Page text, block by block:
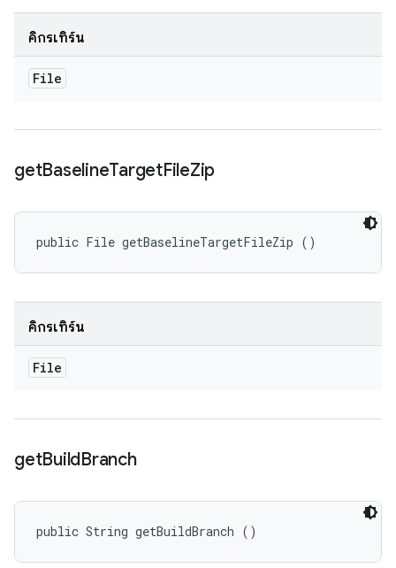
คิกรีเทิร์น
File
getBaselineTargetFileZip
public File getBaselineTargetFileZip ()
คิกรีเทิร์น
File
getBuildBranch
public String getBuildBranch ()